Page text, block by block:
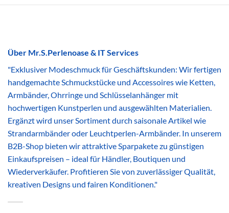
Über Mr.S.Perlenoase & IT Services
"Exklusiver Modeschmuck für Geschäftskunden: Wir fertigen
handgemachte Schmuckstücke und Accessoires wie Ketten,
Armbänder, Ohrringe und Schlüsselanhänger mit
hochwertigen Kunstperlen und ausgewählten Materialien.
Ergänzt wird unser Sortiment durch saisonale Artikel wie
Strandarmbänder oder Leuchtperlen-Armbänder. In unserem
B2B-Shop bieten wir attraktive Sparpakete zu günstigen
Einkaufspreisen – ideal für Händler, Boutiquen und
Wiederverkäufer. Profitieren Sie von zuverlässiger Qualität,
kreativen Designs und fairen Konditionen."